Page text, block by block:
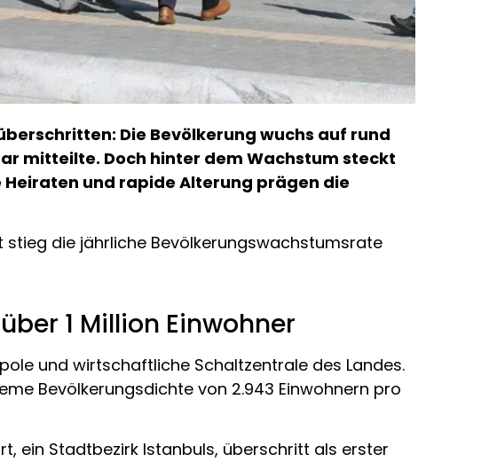
Die Bevölkerung wuchs auf rund
mitteilte. Doch hinter dem Wachstum steckt
und rapide Alterung prägen die
stieg die jährliche Bevölkerungswachstumsrate
1 Million Einwohner
und wirtschaftliche Schaltzentrale des Landes.
Bevölkerungsdichte von 2.943 Einwohnern pro
ein Stadtbezirk Istanbuls, überschritt als erster